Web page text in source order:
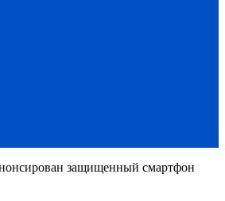
защищенный смартфон